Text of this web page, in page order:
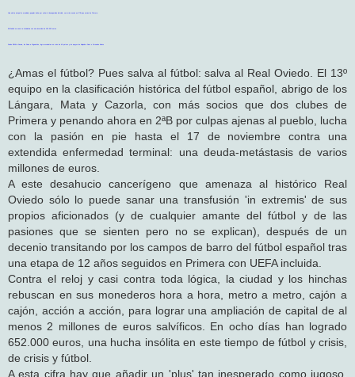
¿Amas el fútbol? Pues salva al fútbol: salva al Real Oviedo. El 13º
equipo en la clasificación histórica del fútbol español, abrigo de los
Lángara, Mata y Cazorla, con más socios que dos clubes de
Primera y penando ahora en 2ªB por culpas ajenas al pueblo, lucha
con la pasión en pie hasta el 17 de noviembre contra una
extendida enfermedad terminal: una deuda-metástasis de varios
millones de euros.
A este desahucio cancerígeno que amenaza al histórico Real
Oviedo sólo lo puede sanar una transfusión 'in extremis' de sus
propios aficionados (y de cualquier amante del fútbol y de las
pasiones que se sienten pero no se explican), después de un
decenio transitando por los campos de barro del fútbol español tras
una etapa de 12 años seguidos en Primera con UEFA incluida.
Contra el reloj y casi contra toda lógica, la ciudad y los hinchas
rebuscan en sus monederos hora a hora, metro a metro, cajón a
cajón, acción a acción, para lograr una ampliación de capital de al
menos 2 millones de euros salvíficos. En ocho días han logrado
652.000 euros, una hucha insólita en este tiempo de fútbol y crisis,
de crisis y fútbol.
A esta cifra hay que añadir un 'plus' tan inesperado como jugoso.